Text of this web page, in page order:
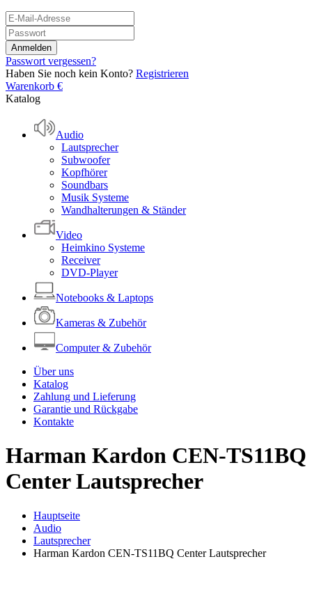
Passwort vergessen?
Haben Sie noch kein Konto? Registrieren
Warenkorb €
Katalog
Audio
Lautsprecher
Subwoofer
Kopfhörer
Soundbars
Musik Systeme
Wandhalterungen & Ständer
Video
Heimkino Systeme
Receiver
DVD-Player
Notebooks & Laptops
Kameras & Zubehör
Computer & Zubehör
Über uns
Katalog
Zahlung und Lieferung
Garantie und Rückgabe
Kontakte
Harman Kardon СEN-TS11BQ
Center Lautsprecher
Hauptseite
Audio
Lautsprecher
Harman Kardon СEN-TS11BQ Center Lautsprecher